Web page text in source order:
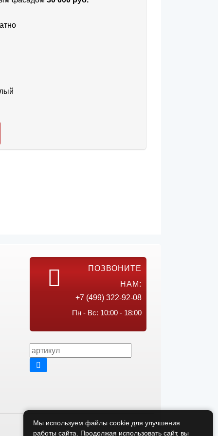
ПОЗВОНИТЕ
НАМ:
+7 (499) 322-92-08
Пн - Вс: 10:00 - 18:00
Мы используем файлы cookie для улучшения
работы сайта. Продолжая использовать сайт, вы